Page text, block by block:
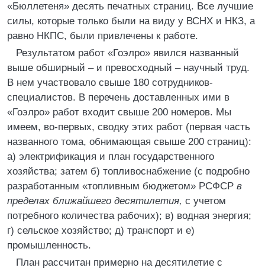
«Бюллетеня» десять печатных страниц. Все лучшие
силы, которые только были на виду у ВСНХ и НКЗ, а
равно НКПС, были привлечены к работе.
Результатом работ «Гоэлро» явился названный
выше обширный – и превосходный – научный труд.
В нем участвовало свыше 180 сотрудников-
специалистов. В перечень доставленных ими в
«Гоэлро» работ входит свыше 200 номеров. Мы
имеем, во-первых, сводку этих работ (первая часть
названного тома, обнимающая свыше 200 страниц):
а) электрификация и план государственного
хозяйства; затем б) топливоснабжение (с подробно
разработанным «топливным бюджетом» РСФСР в
пределах ближайшего десятилетия, с учетом
потребного количества рабочих); в) водная энергия;
г) сельское хозяйство; д) транспорт и е)
промышленность.
План рассчитан примерно на десятилетие с